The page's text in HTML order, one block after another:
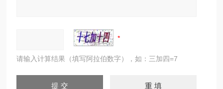
请输入计算结果（填写阿拉伯数字），如：三加四=7